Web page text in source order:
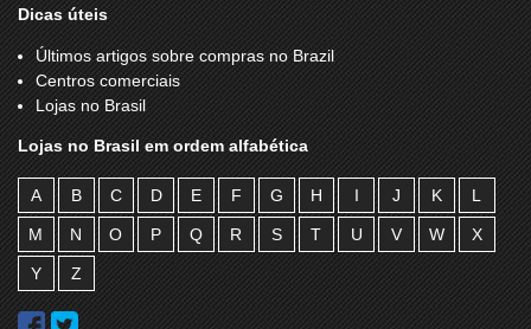
Dicas úteis
Últimos artigos sobre compras no Brazil
Centros comerciais
Lojas no Brasil
Lojas no Brasil em ordem alfabética
A B C D E F G H I J K L
M N O P Q R S T U V W X
Y Z